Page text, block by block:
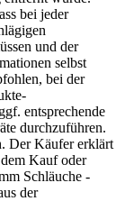
bei jeder
und der
selbst
bei der
entsprechende
durchzuführen.
Der Käufer erklärt
Kauf oder
Schläuche -
der